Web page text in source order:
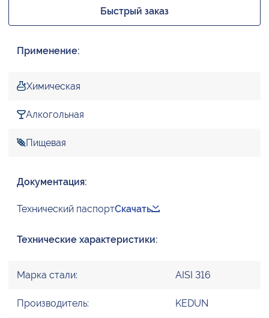
Быстрый заказ
Применение:
Химическая
Алкогольная
Пищевая
Документация:
Технический паспортСкачать
Технические характеристики:
Марка стали: AISI 316
Производитель: KEDUN